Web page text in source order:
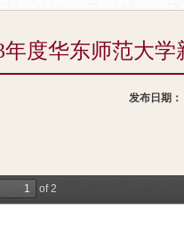
年度华东师范大
发布日期：